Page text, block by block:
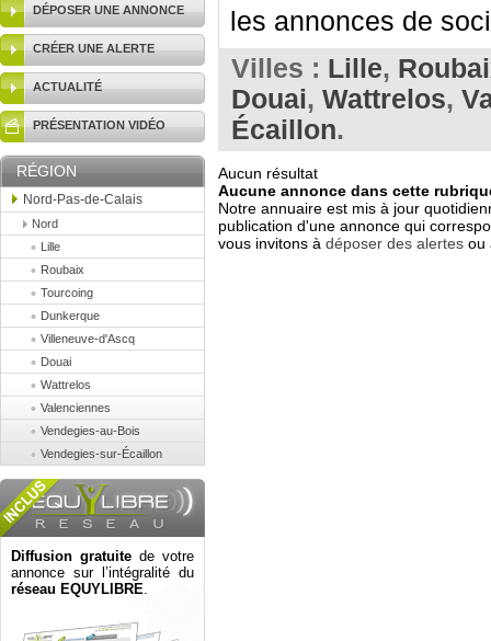
DÉPOSER UNE ANNONCE
CRÉER UNE ALERTE
ACTUALITÉ
PRÉSENTATION VIDÉO
RÉGION
Nord-Pas-de-Calais
Nord
Lille
Roubaix
Tourcoing
Dunkerque
Villeneuve-d'Ascq
Douai
Wattrelos
Valenciennes
Vendegies-au-Bois
Vendegies-sur-Écaillon
Diffusion gratuite de votre
annonce sur l’intégralité du
réseau EQUYLIBRE.
les annonces de
Villes : Lille,
Douai, Wattrelos,
Écaillon.
Aucun résultat
Aucune annonce dans cette
Notre annuaire est mis à jour
publication d'une annonce qui
vous invitons à déposer des alertes ou